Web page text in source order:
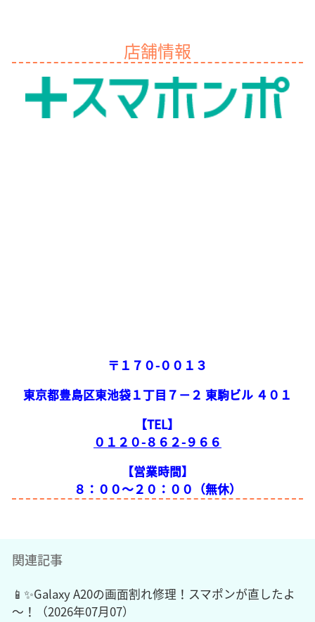
店舗情報
〒１７０-００１３
東京都豊島区東池袋１丁目７−２ 東駒ビル ４０１
【TEL】
０１２０-８６２-９６６
【営業時間】
８：００～２０：００（無休）
関連記事
📱✨Galaxy A20の画面割れ修理！スマポンが直したよ
～！（2026年07月07）